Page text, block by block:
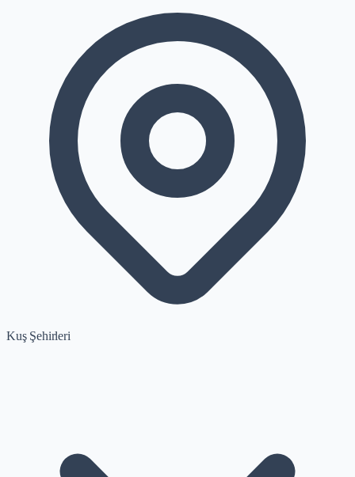
Kuş Şehirleri